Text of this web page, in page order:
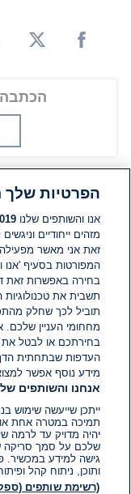
הכתבה
תגובות
אין עדיין
הוסף תגובה
הפרטיות שלך
אנו והשותפים שלנו
מזהים ייחודיים
זאת אני מאשר
המפורטות בסעיף 'אנו
בחירה באפשרות זאת
תשבית את
תוביל לכך שחלק
מחחומי העניין
בחירתכם או לבטל
העדפות שבתחתית
מידע נוסף אפשר
אנחנו והשותפים
ייתכן שייעשה שימוש
תמיכה במטרה אחת
יהיה מדויק עד לרמה
שלכם על סמך סריקה
גישה למידע במכשיר.
ותוכן, ניתוח קהל
(רשימת שותפים